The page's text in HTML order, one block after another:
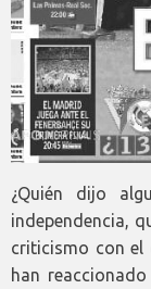
¿Quién dijo
independencia,
criticismo con el
han